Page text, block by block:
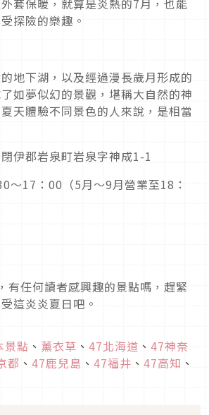
探險的樂趣。
地下湖，以及經過漫長歲月形成的
如夢似幻的景觀，堪稱大自然的神
天體驗不同景色的人來說，是相當
伊郡岩泉町岩泉字神成1-1
～17：00（5月～9月營業至18：
有任何讀者感興趣的景點嗎，趕緊
這炎炎夏日吧。
景點 、 薰衣草 、 47北海道 、 47神奈
都 、 47鹿兒島 、 47福井 、 47高知 、